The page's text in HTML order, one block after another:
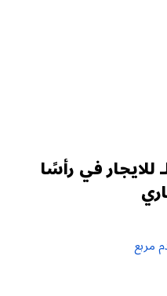
للايجار في رأسًا
مربع